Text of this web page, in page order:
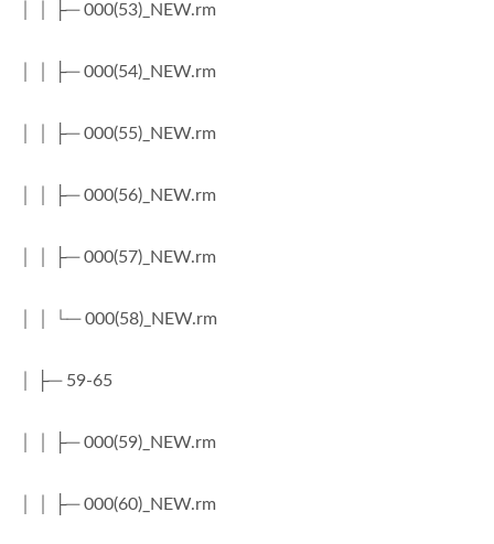
│ │ ├─ 000(53)_NEW.rm
│ │ ├─ 000(54)_NEW.rm
│ │ ├─ 000(55)_NEW.rm
│ │ ├─ 000(56)_NEW.rm
│ │ ├─ 000(57)_NEW.rm
│ │ └─ 000(58)_NEW.rm
│ ├─ 59-65
│ │ ├─ 000(59)_NEW.rm
│ │ ├─ 000(60)_NEW.rm